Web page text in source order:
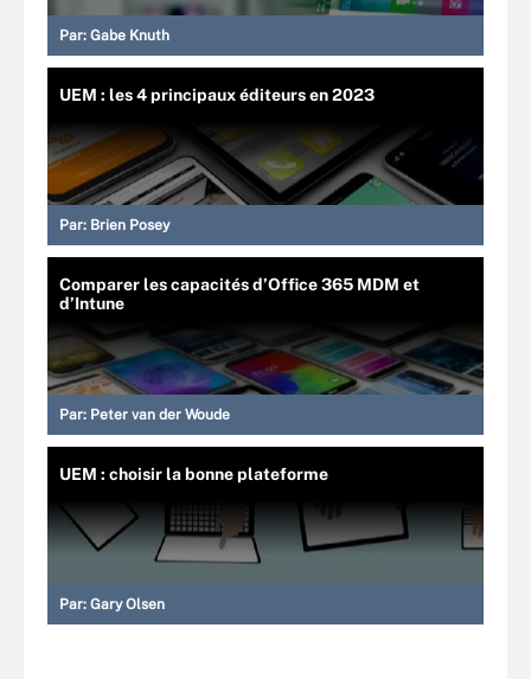
Par: Gabe Knuth
UEM : les 4 principaux éditeurs en 2023
Par: Brien Posey
Comparer les capacités d’Office 365 MDM et
d’Intune
Par: Peter van der Woude
UEM : choisir la bonne plateforme
Par: Gary Olsen